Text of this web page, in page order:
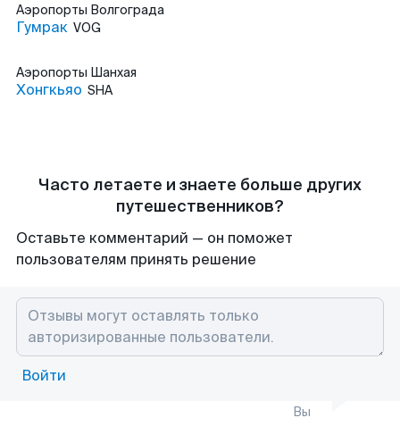
Аэропорты Волгограда
Гумрак VOG
Аэропорты Шанхая
Хонгкьяо SHA
Часто летаете и знаете больше других
путешественников?
Оставьте комментарий — он поможет
пользователям принять решение
Войти
Вы